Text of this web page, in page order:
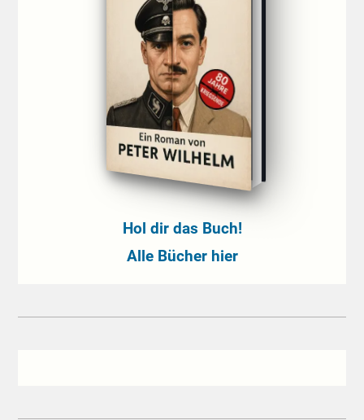
Hol dir das Buch!
Alle Bücher hier